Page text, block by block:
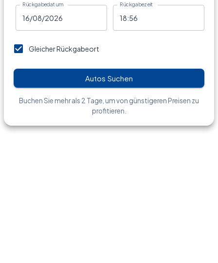
Rückgabedatum Rückgabezeit
Gleicher Rückgabeort
Autos Suchen
Buchen Sie mehr als 2 Tage, um von günstigeren Preisen zu
profitieren.